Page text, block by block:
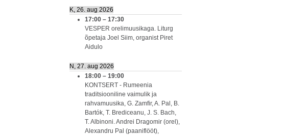
K, 26. aug 2026
17:00 – 17:30
VESPER orelimuusikaga. Liturg
õpetaja Joel Siim, organist Piret
Aidulo
N, 27. aug 2026
18:00 – 19:00
KONTSERT - Rumeenia
traditsiooniline vaimulik ja
rahvamuusika, G. Zamfir, A. Pal, B.
Bartók, T. Brediceanu, J. S. Bach,
T. Albinoni. Andrei Dragomir (orel),
Alexandru Pal (paaniflööt),